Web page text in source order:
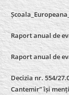
Raport anual de
Raport anual de
Decizia nr. 554/
Cantemir” își